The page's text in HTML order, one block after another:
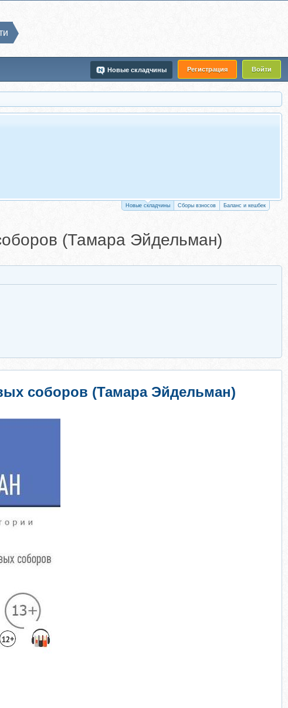
Регистрация Войти
Новые складчины
Новые складчины Сборы взносов Баланс и кешбек
(Тамара Эйдельман)
соборов (Тамара Эйдельман)